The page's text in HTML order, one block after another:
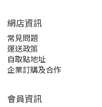
網店資訊
常見問題
運送政策
自取點地址
企業訂購及合作
會員資訊